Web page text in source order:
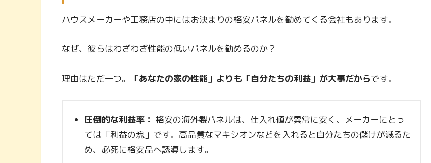
ハウスメーカーや工務店の中にはお決まりの格安パネルを勧めてくる会社もあります。
なぜ、彼らはわざわざ性能の低いパネルを勧めるのか？
理由はただ一つ。 「あなたの家の性能」よりも「自分たちの利益」が大事だからです。
圧倒的な利益率： 格安の海外製パネルは、仕入れ値が異常に安く、メーカーにとっ
ては「利益の塊」です。高品質なマキシオンなどを入れると自分たちの儲けが減るた
め、必死に格安品へ誘導します。